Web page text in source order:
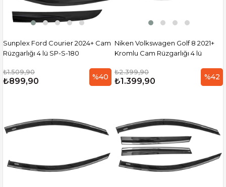
Sunplex Ford Courier 2024+ Cam
Rüzgarlığı 4 lü SP-S-180
₺1.509,90
₺899,90 %40
Niken Volkswagen Golf 8 2021+
Kromlu Cam Rüzgarlığı 4 lü
₺2.399,90
₺1.399,90 %42